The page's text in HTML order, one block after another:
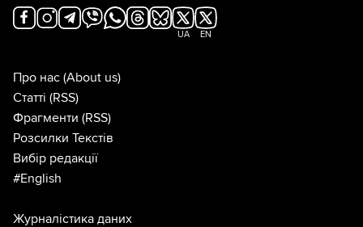
UA EN
Про нас (About us)
Статті (RSS)
Фрагменти (RSS)
Розсилки Текстів
Вибір редакції
#English
Журналістика даних